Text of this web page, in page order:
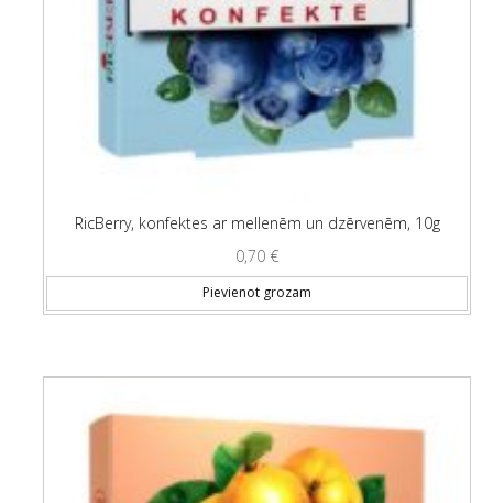
RicBerry, konfektes ar mellenēm un dzērvenēm, 10g
0,70 €
Pievienot grozam